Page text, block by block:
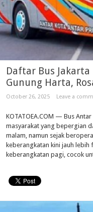
Daftar Bus
Gunung Harta,
October 26, 2025 Leave a
KOTATOEA.COM — Bus
masyarakat yang bepergian
malam, namun sejak
keberangkatan kini jauh lebih
keberangkatan pagi, cocok